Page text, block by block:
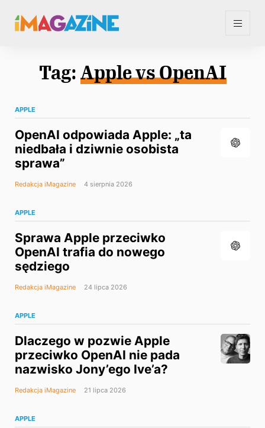
Tag: Apple vs OpenAI
APPLE
OpenAI odpowiada Apple: „ta
niedbała i dziwnie osobista
sprawa”
Redakcja iMagazine 4 sierpnia 2026
APPLE
Sprawa Apple przeciwko
OpenAI trafia do nowego
sędziego
Redakcja iMagazine 24 lipca 2026
APPLE
Dlaczego w pozwie Apple
przeciwko OpenAI nie pada
nazwisko Jony’ego Ive’a?
Redakcja iMagazine 21 lipca 2026
APPLE